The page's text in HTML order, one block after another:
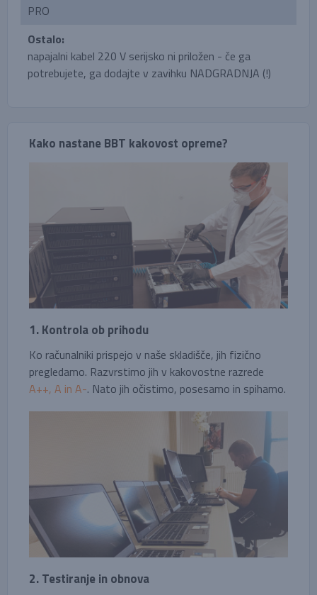
PRO
Ostalo:
napajalni kabel 220 V serijsko ni priložen - če ga
potrebujete, ga dodajte v zavihku NADGRADNJA (!)
Kako nastane BBT kakovost opreme?
1. Kontrola ob prihodu
Ko računalniki prispejo v naše skladišče, jih fizično
pregledamo. Razvrstimo jih v kakovostne razrede
A++, A in A-. Nato jih očistimo, posesamo in spihamo.
2. Testiranje in obnova